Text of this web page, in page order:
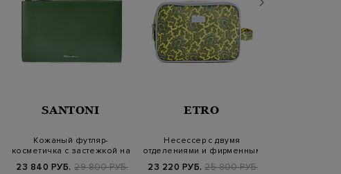
SANTONI
Кожаный футляр-
косметичка с застежкой на
молнию
23 840 РУБ. 29 800 РУБ.
ETRO
Несессер c двумя
отделениями и фирменным
принтом пейсл…
23 220 РУБ. 25 800 РУБ.